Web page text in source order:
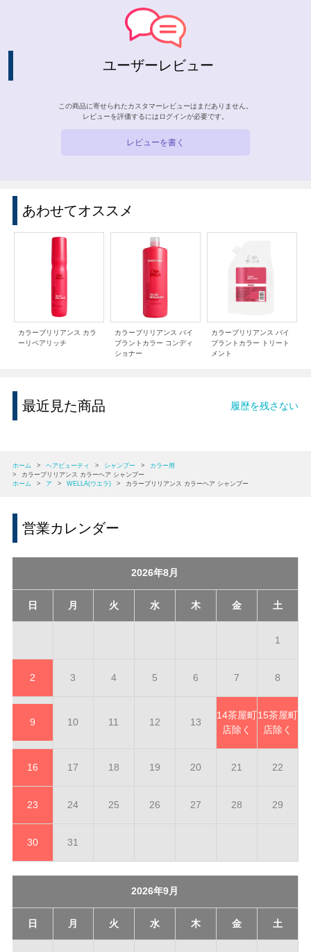
ユーザーレビュー
この商品に寄せられたカスタマーレビューはまだありません。
レビューを評価するには ログインが必要です。
レビューを書く
あわせてオススメ
カラーブリリアンス カラ
ーリペアリッチ
カラーブリリアンス バイ
ブラントカラー コンディ
ショナー
カラーブリリアンス バイ
ブラントカラー トリート
メント
最近見た商品 履歴を残さない
ホーム > ヘアビューティ > シャンプー >
カラー用
>
カラーブリリアンス カラーヘア シャンプー
ホーム
> ア > WELLA(ウエラ) > カラーブリリアンス カラーヘア シャンプー
営業カレンダー
2026年8月
日 月 火 水 木 金 土
1
2 3 4 5 6 7 8
9 10 11 12 13
14茶屋町
店除く
15茶屋町
店除く
16 17 18 19 20 21 22
23 24 25 26 27 28 29
30 31
2026年9月
日 月 火 水 木 金 土